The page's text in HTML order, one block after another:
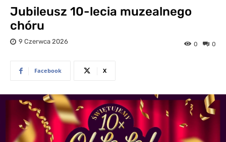
Jubileusz 10-lecia muzealnego
chóru
9 Czerwca 2026 0
0
Facebook X